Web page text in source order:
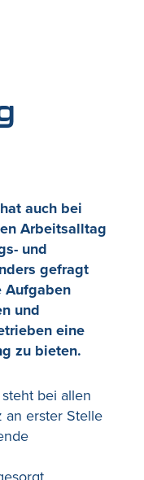
auch bei
Arbeitsalltag
und
gefragt
Aufgaben
und
eine
zu bieten.
bei allen
an erster Stelle